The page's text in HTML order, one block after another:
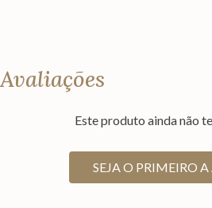
Avaliações
Este produto ainda não
SEJA O PRIMEIRO